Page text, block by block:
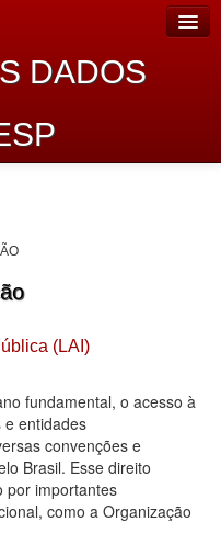
DADOS
(LAI)
fundamental, o acesso à
entidades
convenções e
Brasil. Esse direito
por importantes
como a Organização